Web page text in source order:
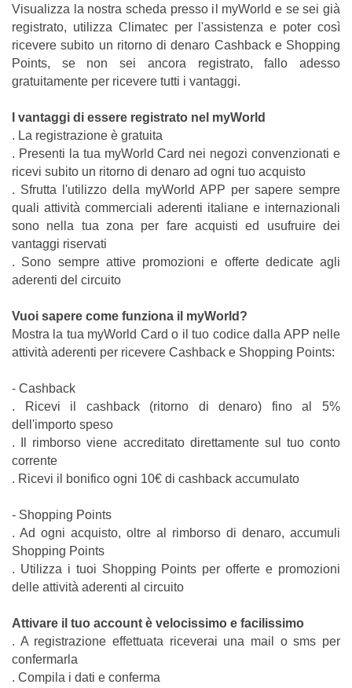
Visualizza la nostra scheda presso il myWorld e se sei già
registrato, utilizza Climatec per l'assistenza e poter così
ricevere subito un ritorno di denaro Cashback e Shopping
Points, se non sei ancora registrato, fallo adesso
gratuitamente per ricevere tutti i vantaggi.
I vantaggi di essere registrato nel myWorld
. La registrazione è gratuita
. Presenti la tua myWorld Card nei negozi convenzionati e
ricevi subito un ritorno di denaro ad ogni tuo acquisto
. Sfrutta l'utilizzo della myWorld APP per sapere sempre
quali attività commerciali aderenti italiane e internazionali
sono nella tua zona per fare acquisti ed usufruire dei
vantaggi riservati
. Sono sempre attive promozioni e offerte dedicate agli
aderenti del circuito
Vuoi sapere come funziona il myWorld?
Mostra la tua myWorld Card o il tuo codice dalla APP nelle
attività aderenti per ricevere Cashback e Shopping Points:
- Cashback
. Ricevi il cashback (ritorno di denaro) fino al 5%
dell'importo speso
. Il rimborso viene accreditato direttamente sul tuo conto
corrente
. Ricevi il bonifico ogni 10€ di cashback accumulato
- Shopping Points
. Ad ogni acquisto, oltre al rimborso di denaro, accumuli
Shopping Points
. Utilizza i tuoi Shopping Points per offerte e promozioni
delle attività aderenti al circuito
Attivare il tuo account è velocissimo e facilissimo
. A registrazione effettuata riceverai una mail o sms per
confermarla
. Compila i dati e conferma